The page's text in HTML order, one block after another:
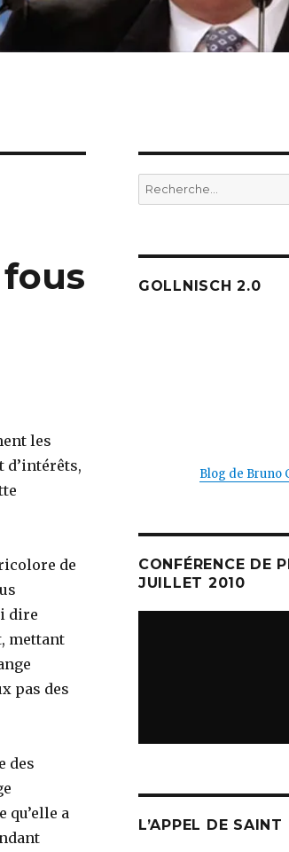
les
d’intérêts,
de
dire
mettant
pas des
des
a
Recherche
pour :
GOLLNISCH 2.0
Blog de Bruno
CONFÉRENCE DE
JUILLET 2010
L’APPEL DE SAINT